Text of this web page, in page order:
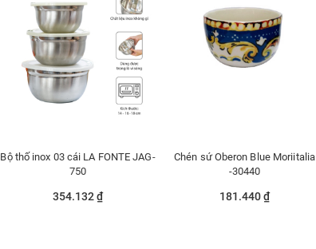
Bộ thố inox 03 cái LA FONTE JAG-
750
354.132 ₫
Chén sứ Oberon Blue Moriitalia
-30440
181.440 ₫